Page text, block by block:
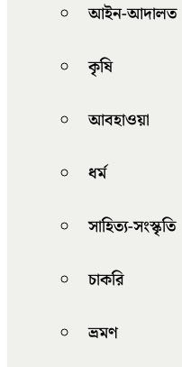
আইন-আদালত
কৃষি
আবহাওয়া
ধর্ম
সাহিত্য-সংস্কৃতি
চাকরি
ভ্রমণ